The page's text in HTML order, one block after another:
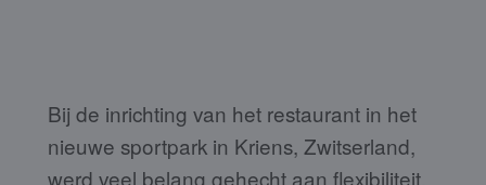
Bij de inrichting van het restaurant in het
nieuwe sportpark in Kriens, Zwitserland,
werd veel belang gehecht aan flexibiliteit,